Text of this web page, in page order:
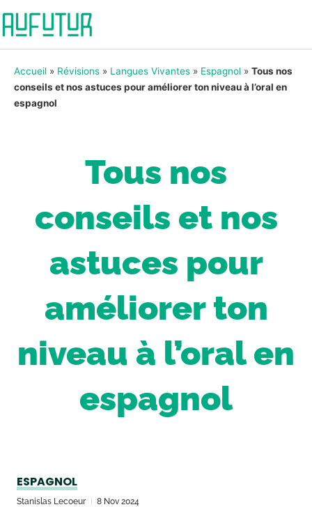
Accueil » Révisions » Langues Vivantes » Espagnol » Tous nos
conseils et nos astuces pour améliorer ton niveau à l’oral en
espagnol
Tous nos
conseils et nos
astuces pour
améliorer ton
niveau à l’oral en
espagnol
ESPAGNOL
Stanislas Lecoeur 8 Nov 2024